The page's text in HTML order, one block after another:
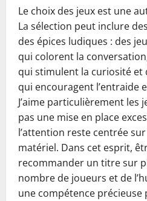
Le choix des jeux est une
La sélection peut inclure
des épices ludiques : des
qui colorent la
qui stimulent la curiosité et
qui encouragent l’entraide
J’aime particulièrement les
pas une mise en place
l’attention reste centrée
matériel. Dans cet esprit,
recommander un titre sur
nombre de joueurs et de
une compétence